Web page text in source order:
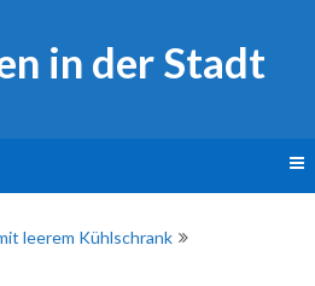
in der Stadt
leerem Kühlschrank